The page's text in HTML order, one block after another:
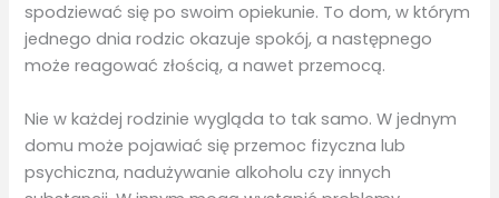
spodziewać się po swoim opiekunie. To dom, w którym
jednego dnia rodzic okazuje spokój, a następnego
może reagować złością, a nawet przemocą.
Nie w każdej rodzinie wygląda to tak samo. W jednym
domu może pojawiać się przemoc fizyczna lub
psychiczna, nadużywanie alkoholu czy innych